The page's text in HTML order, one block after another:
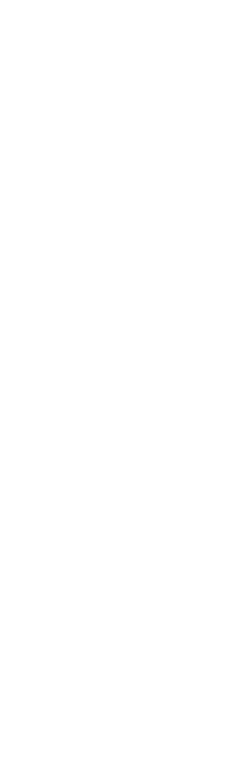
par le Client de la
commande sur le Site
d’un Client avec
de la commande,